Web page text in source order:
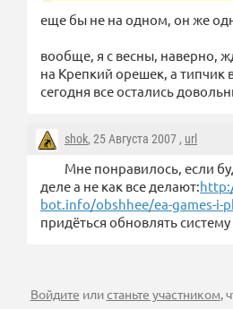
еще бы не на одном, он же
вообще, я с весны, наверно,
на Крепкий орешек, а типчик
сегодня все остались
shok, 25 Августа 2007 , url
Мне понравилось, если
деле а не как все делают:
bot.info/obshhee/ea-games-i-
придёться обновлять систему
Войдите илистаньте участником,